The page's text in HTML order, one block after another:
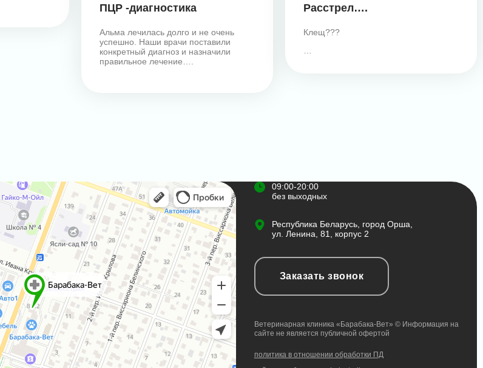
ПЦР -диагностика
Альма лечилась долго и не очень
успешно. Наши врачи поставили
конкретный диагноз и назначили
правильное лечение….
Расстрел….
Клещ???
…
09:00-20:00
без выходных
Республика Беларусь, город Орша,
ул. Ленина, 81, корпус 2
Заказать звонок
Ветеринарная клиника «Барабака-Вет» © Информация на
сайте не является публичной офертой
политика в отношении обработки ПД